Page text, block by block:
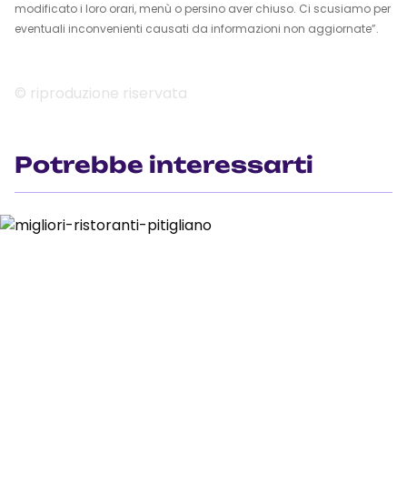
modificato i loro orari, menù o persino aver chiuso. Ci scusiamo per
eventuali inconvenienti causati da informazioni non aggiornate”.
© riproduzione riservata
Potrebbe interessarti